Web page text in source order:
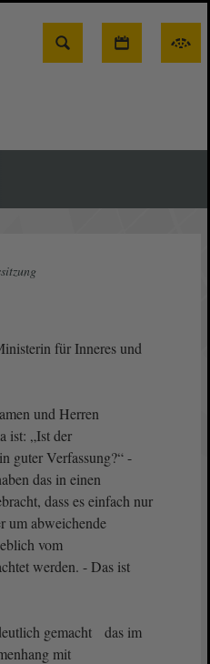
Suche
für Inneres und
und Herren
ist: „Ist der
guter Verfassung?“ -
das in einen
dass es einfach nur
um abweichende
vom
werden. - Das ist
gemacht das im
mit